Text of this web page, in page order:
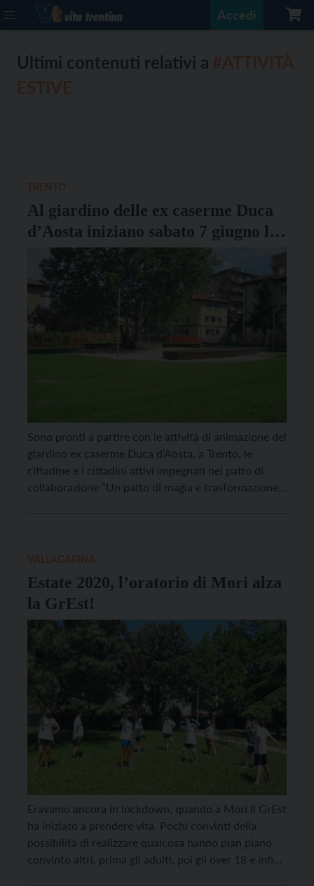
Accedi
Ultimi contenuti relativi a
Al giardino delle ex caserme Duca
d’Aosta iniziano sabato 7 giugno le
attività estive
Sono pronti a partire con le attività di animazione del
giardino ex caserme Duca d’Aosta, a Trento, le
cittadine e i cittadini attivi impegnati nel patto di
collaborazione “Un patto di magia e trasformazione”,
Estate 2020, l’oratorio di Mori alza
la GrEst!
Eravamo ancora in lockdown, quando a Mori il GrEst
ha iniziato a prendere vita. Pochi convinti della
possibilità di realizzare qualcosa hanno pian piano
convinto altri, prima gli adulti, poi gli over 18 e infine